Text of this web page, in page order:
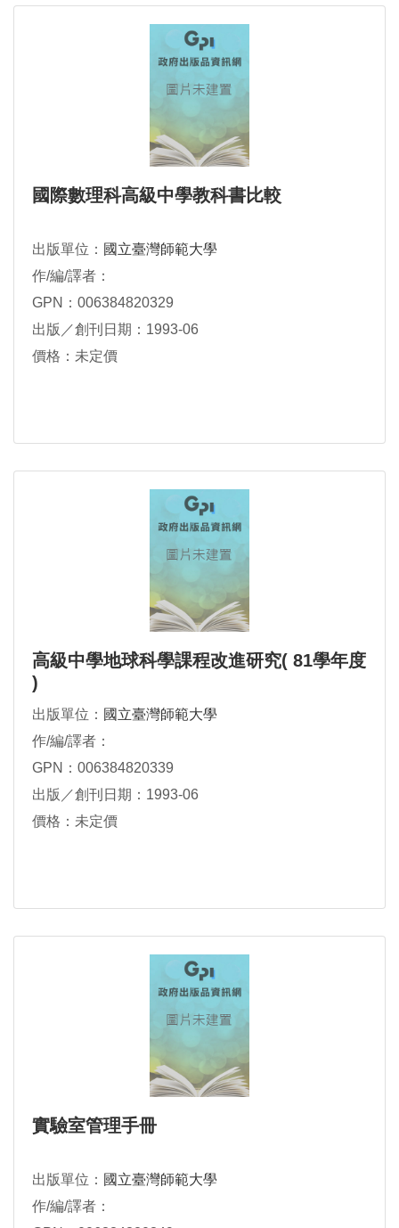
國際數理科高級中學教科書比較
出版單位： 國立臺灣師範大學
作/編/譯者：
GPN：006384820329
出版／創刊日期：1993-06
價格：未定價
高級中學地球科學課程改進研究( 81學年度
)
出版單位： 國立臺灣師範大學
作/編/譯者：
GPN：006384820339
出版／創刊日期：1993-06
價格：未定價
實驗室管理手冊
出版單位： 國立臺灣師範大學
作/編/譯者：